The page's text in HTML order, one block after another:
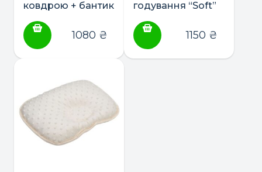
ковдрою + бантик
Маленька Соня
1080 ₴
годування “Soft”
Veres
1150 ₴